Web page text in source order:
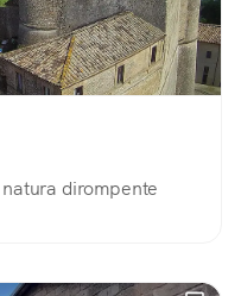
dirompente